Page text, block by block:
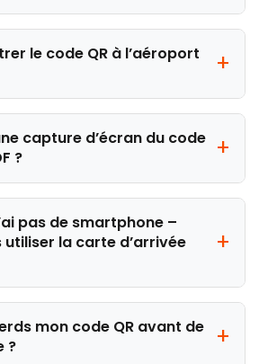
le code QR à l’aéroport
capture d’écran du code
?
pas de smartphone –
la carte d’arrivée
mon code QR avant de
?